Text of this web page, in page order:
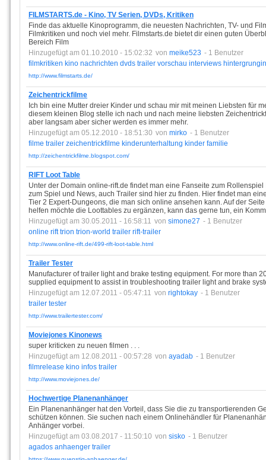
FILMSTARTS.de - Kino, TV Serien, DVDs, Kritiken
Finde das aktuelle Kinoprogramm, die neuesten Nachrichten, TV- und
Filmkritiken und noch viel mehr. Filmstarts.de bietet dir einen guten
Bereich Film
Hinzugefügt am 01.10.2010 - 15:02:32 von meike523 - 1 Benutzer
filmkritiken kino nachrichten dvds trailer vorschau interviews
http://www.filmstarts.de/
Zeichentrickfilme
Ich bin eine Mutter dreier Kinder und schau mir mit meinen Liebsten für
diesem kleinen Blog stelle ich nach und nach meine liebsten
aber langsam aber sicher werden es immer mehr.
Hinzugefügt am 05.12.2010 - 18:51:30 von mirko - 1 Benutzer
filme trailer zeichentrickfilme kinderunterhaltung kinder familie
http://zeichentrickfilme.blogspot.com/
RIFT Loot Table
Unter der Domain online-rift.de findet man eine Fanseite zum
zum Spiel und News, auch Trailer sind hier zu finden. Hier findet man
Tier 2 Expert-Dungeons, die man sich online ansehen kann. Auf der
helfen möchte die Loottables zu ergänzen, kann das gerne tun, ein
Hinzugefügt am 30.05.2011 - 16:58:11 von simone27 - 1 Benutzer
online rift trion trion-world trailer rift-trailer
http://www.online-rift.de/499-rift-loot-table.html
Trailer Tester
Manufacturer of trailer light and brake testing equipment. For more than
supplied equipment to assist in troubleshooting trailer light and brake
Hinzugefügt am 12.07.2011 - 05:47:11 von rightokay - 1 Benutzer
trailer tester
http://www.trailertester.com/
Moviejones Kinonews
super kriticken zu neuen filmen . . .
Hinzugefügt am 12.08.2011 - 00:57:28 von ayadab - 1 Benutzer
filmrelease kino infos trailer
http://www.moviejones.de/
Hochwertige Planenanhänger
Ein Planenanhänger hat den Vorteil, dass Sie die zu transportierenden
schützen können. Sie suchen nach einem Onlinehändler für
Anhänger vorbei.
Hinzugefügt am 03.08.2017 - 11:50:10 von sisko - 1 Benutzer
agados anhaenger trailer